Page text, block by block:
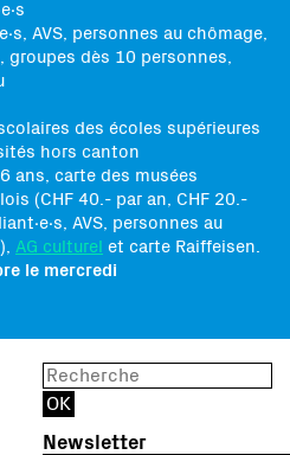
AVS, personnes au chômage,
groupes dès 10 personnes,
des écoles supérieures
hors canton
ans, carte des musées
(CHF 40.- par an, CHF 20.-
AVS, personnes au
AG culturel et carte Raiffeisen.
le mercredi
Newsletter